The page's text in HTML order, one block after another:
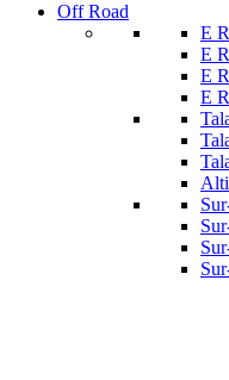
Off Road
E
E
E
E